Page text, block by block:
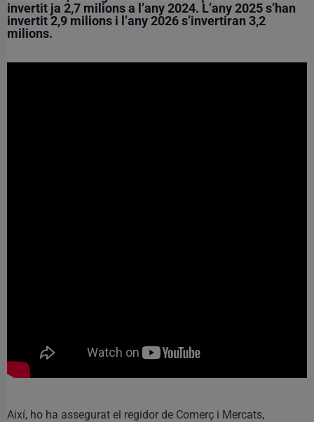
invertit ja 2,7 milions a l’any 2024. L’any 2025 s’han
invertit 2,9 milions i l’any 2026 s’invertiran 3,2
milions.
Així, ho ha assegurat el regidor de Comerç i Mercats,